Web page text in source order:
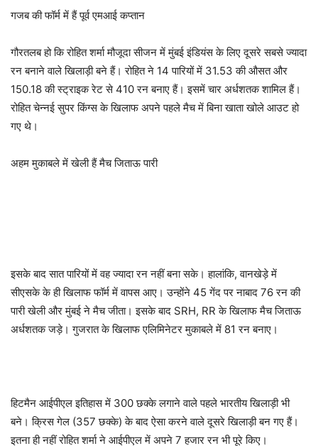
गजब की फॉर्म में हैं पूर्व एमआई कप्तान
गौरतलब हो कि रोहित शर्मा मौजूदा सीजन में मुंबई इंडियंस के लिए दूसरे सबसे ज्यादा
रन बनाने वाले खिलाड़ी बने हैं। रोहित ने 14 पारियों में 31.53 की औसत और
150.18 की स्ट्राइक रेट से 410 रन बनाए हैं। इसमें चार अर्धशतक शामिल हैं।
रोहित चेन्नई सुपर किंग्स के खिलाफ अपने पहले मैच में बिना खाता खोले आउट हो
गए थे।
अहम मुकाबले में खेली हैं मैच जिताऊ पारी
इसके बाद सात पारियों में वह ज्यादा रन नहीं बना सके। हालांकि, वानखेड़े में
सीएसके के ही खिलाफ फॉर्म में वापस आए। उन्होंने 45 गेंद पर नाबाद 76 रन की
पारी खेली और मुंबई ने मैच जीता। इसके बाद SRH, RR के खिलाफ मैच जिताऊ
अर्धशतक जड़े। गुजरात के खिलाफ एलिमिनेटर मुकाबले में 81 रन बनाए।
हिटमैन आईपीएल इतिहास में 300 छक्के लगाने वाले पहले भारतीय खिलाड़ी भी
बने। क्रिस गेल (357 छक्के) के बाद ऐसा करने वाले दूसरे खिलाड़ी बन गए हैं।
इतना ही नहीं रोहित शर्मा ने आईपीएल में अपने 7 हजार रन भी पूरे किए।